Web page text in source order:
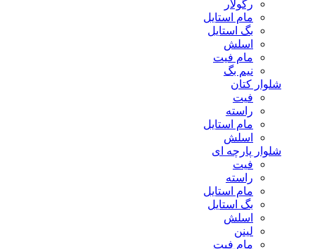
رگولار
مام استایل
بگ استایل
اسلش
مام فیت
نیم بگ
شلوار کتان
فیت
راسته
مام استایل
اسلش
شلوار پارچه ای
فیت
راسته
مام استایل
بگ استایل
اسلش
لینن
مام فیت